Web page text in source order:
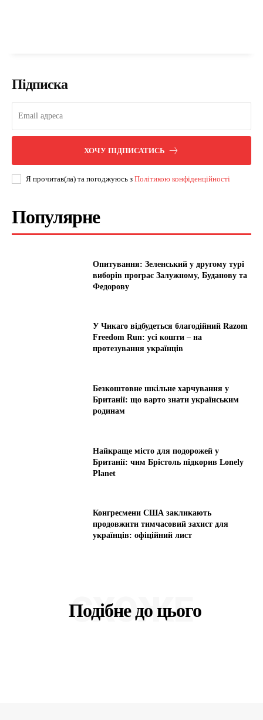
Підписка
ХОЧУ ПІДПИСАТИСЬ
Я прочитав(ла) та погоджуюсь з Політикою конфіденційності
Популярне
Опитування: Зеленський у другому турі
виборів програє Залужному, Буданову та
Федорову
У Чикаго відбудеться благодійний Razom
Freedom Run: усі кошти – на
протезування українців
Безкоштовне шкільне харчування у
Британії: що варто знати українським
родинам
Найкраще місто для подорожей у
Британії: чим Брістоль підкорив Lonely
Planet
Конгресмени США закликають
продовжити тимчасовий захист для
українців: офіційний лист
Подібне до цього
СХОЖЕ